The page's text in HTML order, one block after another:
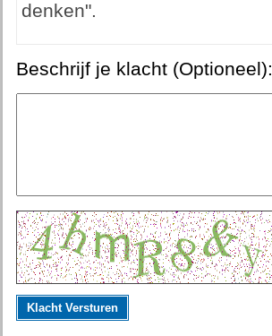
denken".
Beschrijf je klacht (Optioneel):
Klacht Versturen